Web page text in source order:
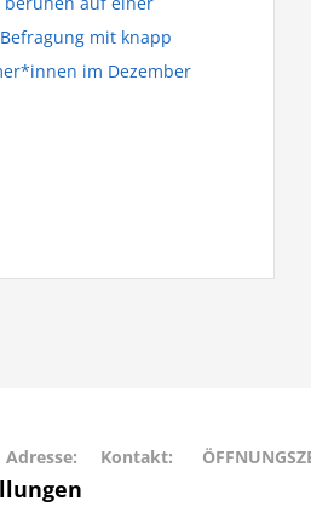
mit knapp
im Dezember
Adresse:
Schweriner
Kontakt: